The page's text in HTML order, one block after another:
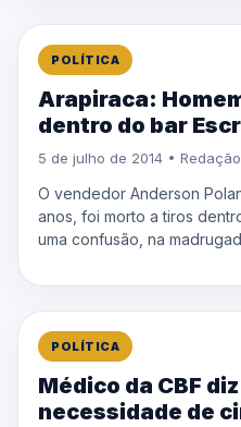
POLÍTICA
Arapiraca:
dentro do bar
5 de julho de 2014 • Redação
O vendedor Anderson
anos, foi morto a tiros
uma confusão, na
POLÍTICA
Médico da CBF
necessidade de